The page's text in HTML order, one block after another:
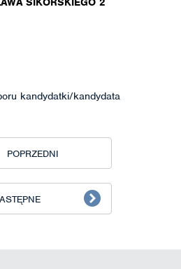
kandydatki/kandydata
POPRZEDNI